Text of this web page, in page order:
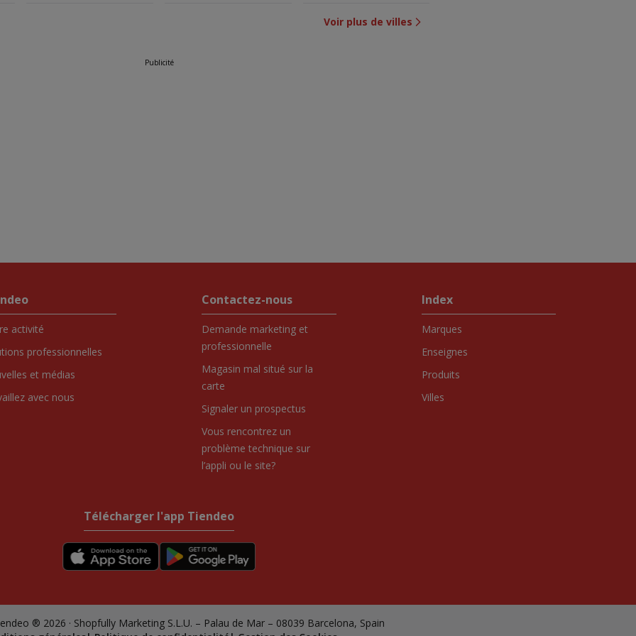
Voir plus de villes
Publicité
activité
professionnelles
et médias
avec nous
Contactez-nous
Demande marketing et
professionnelle
Magasin mal situé sur la
carte
Signaler un prospectus
Vous rencontrez un
problème technique sur
l’appli ou le site?
Index
Marques
Enseignes
Produits
Villes
Télécharger l'app Tiendeo
® 2026 · Shopfully Marketing S.L.U. – Palau de Mar – 08039 Barcelona, Spain